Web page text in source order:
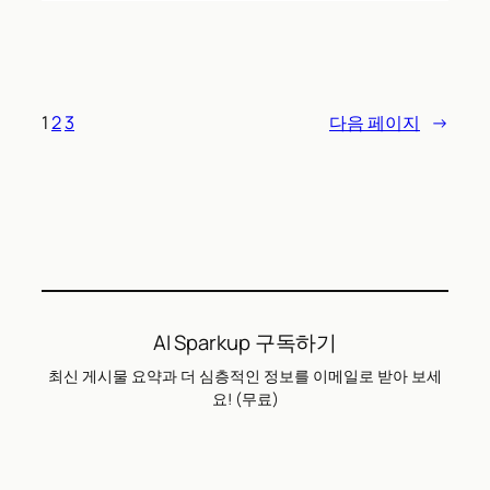
123 다음 페이지 →
AI Sparkup 구독하기
최신 게시물 요약과 더 심층적인 정보를 이메일로 받아 보세
요! (무료)